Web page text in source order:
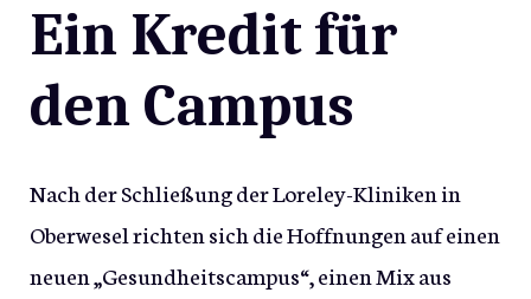
Ein Kredit für
den Campus
Nach der Schließung der Loreley-Kliniken in
Oberwesel richten sich die Hoffnungen auf einen
neuen „Gesundheitscampus“, einen Mix aus